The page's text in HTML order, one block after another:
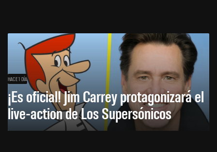
HACE 1 DÍA
¡Es oficial! Jim Carrey protagonizará el
live-action de Los Supersónicos